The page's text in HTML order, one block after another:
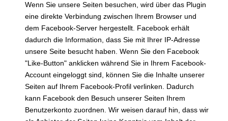
Wenn Sie unsere Seiten besuchen, wird über das Plugin
eine direkte Verbindung zwischen Ihrem Browser und
dem Facebook-Server hergestellt. Facebook erhält
dadurch die Information, dass Sie mit Ihrer IP-Adresse
unsere Seite besucht haben. Wenn Sie den Facebook
"Like-Button" anklicken während Sie in Ihrem Facebook-
Account eingeloggt sind, können Sie die Inhalte unserer
Seiten auf Ihrem Facebook-Profil verlinken. Dadurch
kann Facebook den Besuch unserer Seiten Ihrem
Benutzerkonto zuordnen. Wir weisen darauf hin, dass wir